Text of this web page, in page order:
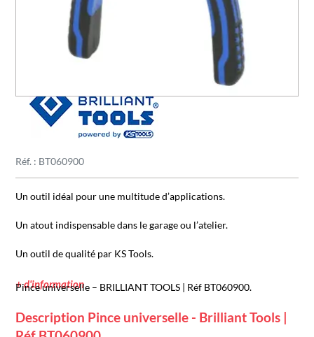
Réf. : BT060900
Un outil idéal pour une multitude d’applications.
Un atout indispensable dans le garage ou l’atelier.
Un outil de qualité par KS Tools.
+ d'information
Pince universelle – BRILLIANT TOOLS | Réf BT060900.
Description Pince universelle - Brilliant Tools |